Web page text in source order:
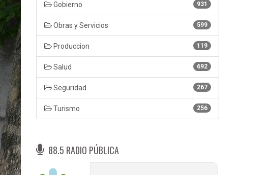
931
Gobierno
599
Obras y Servicios
119
Produccion
692
Salud
267
Seguridad
256
Turismo
88.5 RADIO PÚBLICA